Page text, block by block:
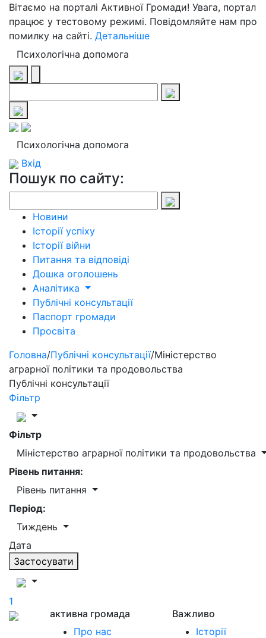
Вітаємо на порталі Активної Громади! Увага, портал
працює у тестовому режимі. Повідомляйте нам про
помилку на сайті. Детальніше
Психологічна допомога
Психологічна допомога
Вхід
Пошук по сайту:
Новини
Історії успіху
Історії війни
Питання та відповіді
Дошка оголошень
Аналітика
Публічні консультації
Паспорт громади
Просвіта
Головна/Публічні консультації/Міністерство
аграрної політики та продовольства
Публічні консультації
Фільтр
Фільтр
Міністерство аграрної політики та продовольства
Рівень питання:
Рівень питання
Період:
Тиждень
Дата
Застосувати
1
активна громада
Про нас
Важливо
Історії